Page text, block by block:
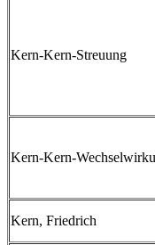
Kern-Kern-Streuung
Kern-Kern-
Kern, Friedrich